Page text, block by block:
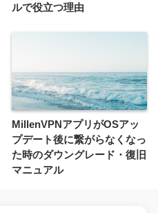
ルで役立つ理由
MillenVPNアプリがOSアッ
プデート後に繋がらなくなっ
た時のダウングレード・復旧
マニュアル